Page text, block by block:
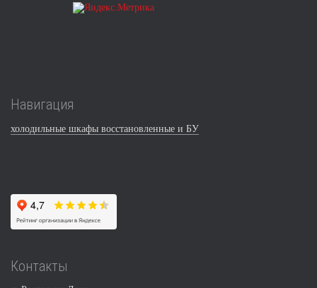
Навигация
холодильные шкафы восстановленные и БУ
Контакты